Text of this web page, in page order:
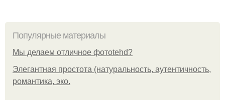
Популярные материалы
Мы делаем отличное фотоtehd?
Элегантная простота (натуральность, аутентичность,
романтика, эко.